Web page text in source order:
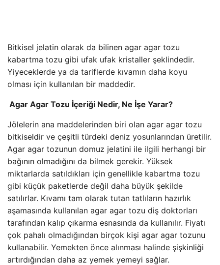
Bitkisel jelatin olarak da bilinen agar agar tozu
kabartma tozu gibi ufak ufak kristaller şeklindedir.
Yiyeceklerde ya da tariflerde kıvamın daha koyu
olması için kullanılan bir maddedir.
Agar Agar Tozu İçeriği Nedir, Ne İşe Yarar?
Jölelerin ana maddelerinden biri olan agar agar tozu
bitkiseldir ve çeşitli türdeki deniz yosunlarından üretilir.
Agar agar tozunun domuz jelatini ile ilgili herhangi bir
bağının olmadığını da bilmek gerekir. Yüksek
miktarlarda satıldıkları için genellikle kabartma tozu
gibi küçük paketlerde değil daha büyük şekilde
satılırlar. Kıvamı tam olarak tutan tatlıların hazırlık
aşamasında kullanılan agar agar tozu diş doktorları
tarafından kalıp çıkarma esnasında da kullanılır. Fiyatı
çok pahalı olmadığından birçok kişi agar agar tozunu
kullanabilir. Yemekten önce alınması halinde şişkinliği
artırdığından daha az yemek yemeyi sağlar.